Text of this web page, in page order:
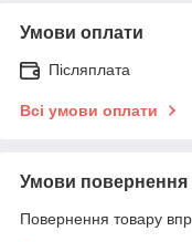
Умови оплати
Післяплата
Всі умови оплати
Умови повернення
Повернення товару